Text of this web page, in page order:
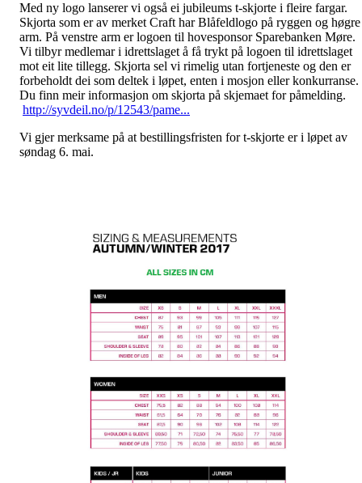
Med ny logo lanserer vi også ei jubileums t-skjorte i fleire fargar.
Skjorta som er av merket Craft har Blåfeldlogo på ryggen og høgre
arm. På venstre arm er logoen til hovesponsor Sparebanken Møre.
Vi tilbyr medlemar i idrettslaget å få trykt på logoen til idrettslaget
mot eit lite tillegg. Skjorta sel vi rimelig utan fortjeneste og den er
forbeholdt dei som deltek i løpet, enten i mosjon eller konkurranse.
Du finn meir informasjon om skjorta på skjemaet for påmelding.
http://syvdeil.no/p/12543/pame...
Vi gjer merksame på at bestillingsfristen for t-skjorte er i løpet av
søndag 6. mai.